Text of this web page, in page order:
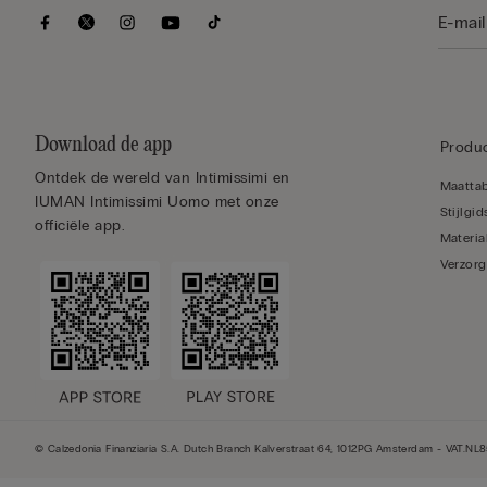
Download de app
Ontdek de wereld van Intimissimi en
IUMAN Intimissimi Uomo met onze
officiële app.
© Calzedonia Finanziaria S.A. Dutch Branch Kalverstraat 64, 1012PG Amsterdam -